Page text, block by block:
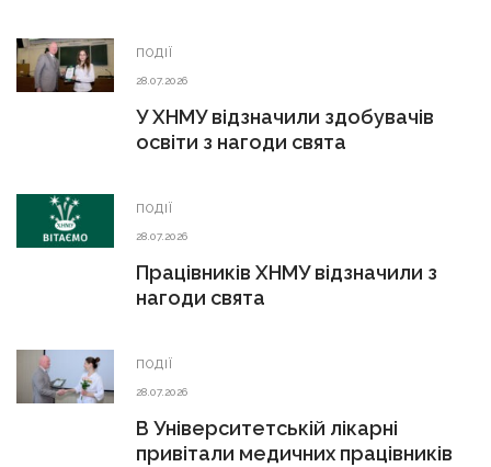
ПОДІЇ
28.07.2026
У ХНМУ відзначили здобувачів
освіти з нагоди свята
ПОДІЇ
28.07.2026
Працівників ХНМУ відзначили з
нагоди свята
ПОДІЇ
28.07.2026
В Університетській лікарні
привітали медичних працівників